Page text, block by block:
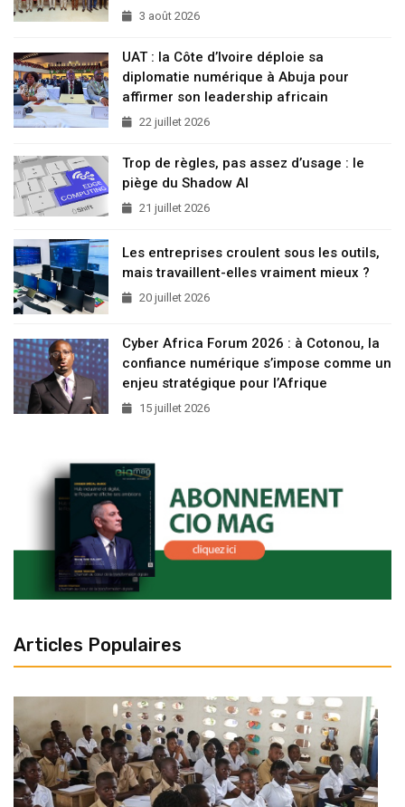
3 août 2026
UAT : la Côte d’Ivoire déploie sa
diplomatie numérique à Abuja pour
affirmer son leadership africain
22 juillet 2026
Trop de règles, pas assez d’usage : le
piège du Shadow AI
21 juillet 2026
Les entreprises croulent sous les outils,
mais travaillent-elles vraiment mieux ?
20 juillet 2026
Cyber Africa Forum 2026 : à Cotonou, la
confiance numérique s’impose comme un
enjeu stratégique pour l’Afrique
15 juillet 2026
Articles Populaires